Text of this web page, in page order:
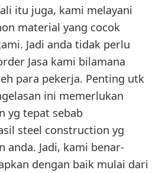
itu juga, kami melayani
material yang cocok
Jadi anda tidak perlu
Jasa kami bilamana
para pekerja. Penting utk
ini memerlukan
yg tepat sebab
steel construction yg
anda. Jadi, kami benar-
dengan baik mulai dari